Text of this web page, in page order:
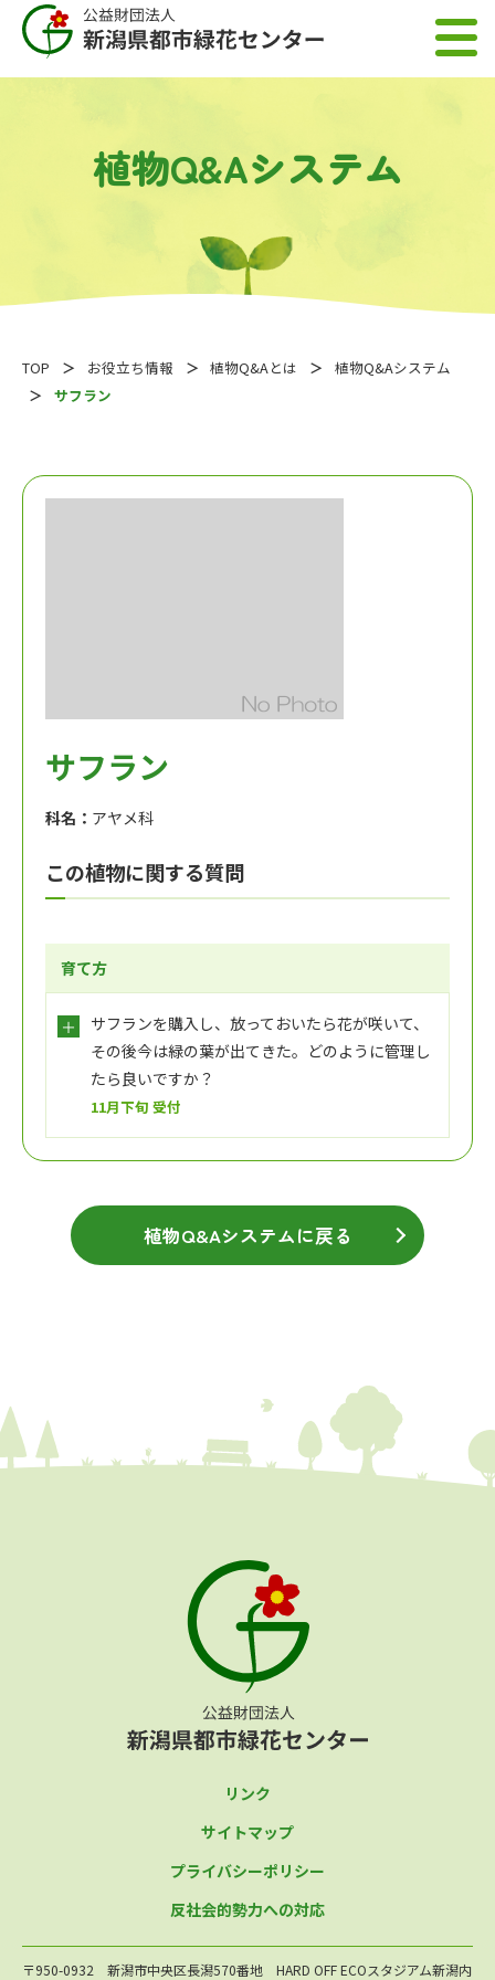
植物Q&Aシステム
TOP お役立ち情報 植物Q&Aとは
植物Q&Aシステム
サフラン
サフラン
科名： アヤメ科
この植物に関する質問
育て方
サフランを購入し、放っておいたら花が咲いて、
その後今は緑の葉が出てきた。どのように管理し
たら良いですか？
11月下旬 受付
植物Q&Aシステムに戻る
リンク
サイトマップ
プライバシーポリシー
反社会的勢力への対応
〒950-0932 新潟市中央区長潟570番地 HARD OFF ECOスタジアム新潟内